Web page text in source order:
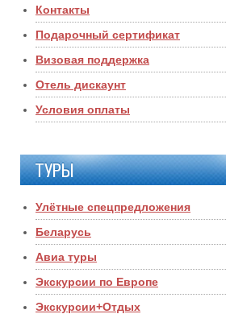
Контакты
Подарочный сертификат
Визовая поддержка
Отель дискаунт
Условия оплаты
ТУРЫ
Улётные спецпредложения
Беларусь
Авиа туры
Экскурсии по Европе
Экскурсии+Отдых